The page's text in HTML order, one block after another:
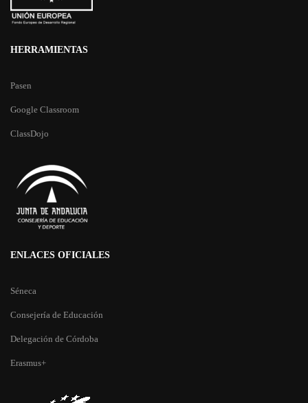
HERRAMIENTAS
Pasen
Google Classroom
ClassDojo
ENLACES OFICIALES
Séneca
Consejería de Educación
Delegación de Córdoba
Erasmus+